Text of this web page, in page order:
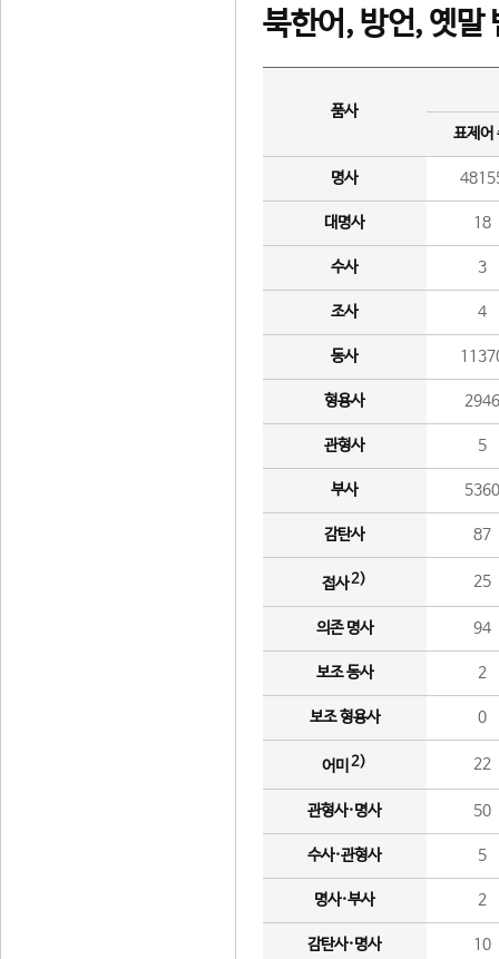
북한어, 방언, 옛말
품사
표제어
명사
대명사 18
수사 3
조사 4
동사
형용사 2946
관형사 5
부사 5360
감탄사 87
접사2) 25
의존 명사 94
보조 동사 2
보조 형용사 0
어미 2) 22
관형사·명사 50
수사·관형사 5
명사·부사 2
감탄사·명사 10